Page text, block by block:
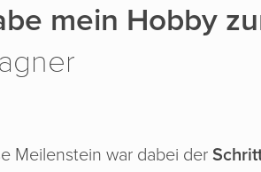
mein Hobby
Meilenstein war dabei der